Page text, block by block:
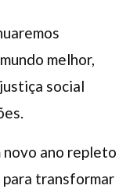
melhor,
social
novo ano repleto
transformar